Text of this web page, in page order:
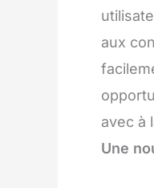
aux
avec à
Une